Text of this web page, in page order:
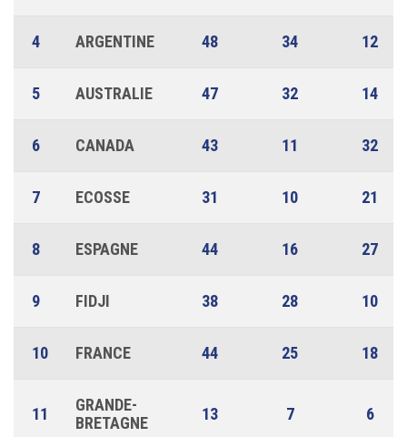
4 ARGENTINE 48 34 12
5 AUSTRALIE 47 32 14
6 CANADA 43 11 32
7 ECOSSE 31 10 21
8 ESPAGNE 44 16 27
9 FIDJI 38 28 10
10 FRANCE 44 25 18
11
GRANDE-
BRETAGNE
13 7 6